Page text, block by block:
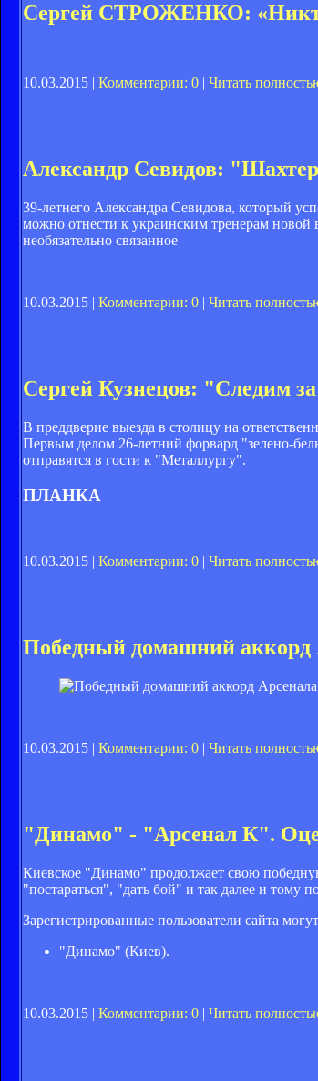
Сергей СТРОЖЕНКО: «Никто
10.03.2015 | Комментарии: 0 | Читать
Александр Севидов:
39-летнего Александра Севидова, который
можно отнести к украинским тренерам
необязательно связанное
10.03.2015 | Комментарии: 0 | Читать
Сергей Кузнецов: "Следим
В преддверие выезда в столицу на
Первым делом 26-летний форвард "зелено-
отправятся в гости к "Металлургу".
ПЛАНКА
10.03.2015 | Комментарии: 0 | Читать
Победный домашний
10.03.2015 | Комментарии: 0 | Читать
"Динамо" - "Арсенал К".
Киевское "Динамо" продолжает свою
"постараться", "дать бой" и так далее и тому
Зарегистрированные пользователи сайта
"Динамо" (Киев).
10.03.2015 | Комментарии: 0 | Читать